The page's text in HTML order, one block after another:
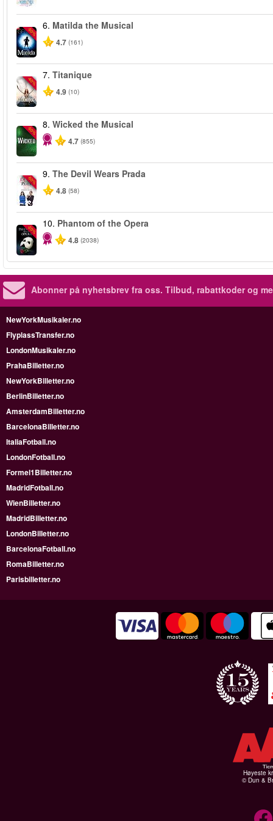
-50%
6. Matilda the Musical
4.7 (161)
-40%
7. Titanique
4.9 (10)
-50%
8. Wicked the Musical
4.7 (855)
-50%
9. The Devil Wears Prada
4.8 (58)
-20%
10. Phantom of the Opera
4.8 (2038)
Abonner på nyhetsbrev fra oss. Tilbud, rabattkoder og
NewYorkMusikaler.no
FlyplassTransfer.no
LondonMusikaler.no
PrahaBilletter.no
NewYorkBilletter.no
BerlinBilletter.no
AmsterdamBilletter.no
BarcelonaBilletter.no
ItaliaFotball.no
LondonFotball.no
Formel1Billetter.no
MadridFotball.no
WienBilletter.no
MadridBilletter.no
LondonBilletter.no
BarcelonaFotball.no
RomaBilletter.no
Parisbilletter.no
Høyeste
© Dun &